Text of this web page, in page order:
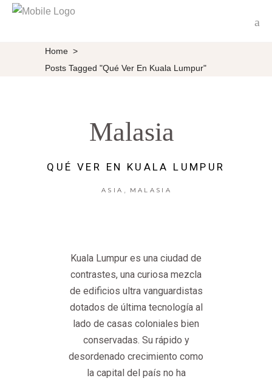
Home >
Posts Tagged "Qué Ver En Kuala Lumpur"
Malasia
QUÉ VER EN KUALA LUMPUR
ASIA MALASIA
Kuala Lumpur es una ciudad de
contrastes, una curiosa mezcla
de edificios ultra vanguardistas
dotados de última tecnología al
lado de casas coloniales bien
conservadas. Su rápido y
desordenado crecimiento como
la capital del país no ha